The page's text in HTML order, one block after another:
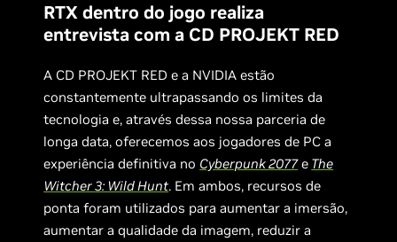
RTX dentro do jogo realiza
entrevista com a CD PROJEKT RED
A CD PROJEKT RED e a NVIDIA estão
constantemente ultrapassando os limites da
tecnologia e, através dessa nossa parceria de
longa data, oferecemos aos jogadores de PC a
experiência definitiva no Cyberpunk 2077e The
Witcher 3: Wild Hunt. Em ambos, recursos de
ponta foram utilizados para aumentar a imersão,
aumentar a qualidade da imagem, reduzir a